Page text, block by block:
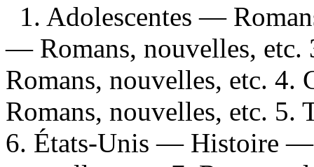
1. Adolescentes —
— Romans, nouvelles, etc.
Romans, nouvelles, etc.
Romans, nouvelles, etc. 5.
6. États-Unis — Histoire